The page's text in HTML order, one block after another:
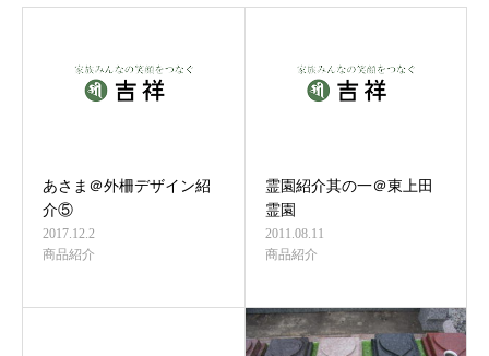
あさま＠外柵デザイン紹
介⑤
2017.12.2
商品紹介
霊園紹介其の一＠東上田
霊園
2011.08.11
商品紹介